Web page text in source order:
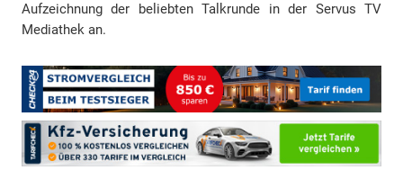
Aufzeichnung der beliebten Talkrunde in der Servus TV
Mediathek an.